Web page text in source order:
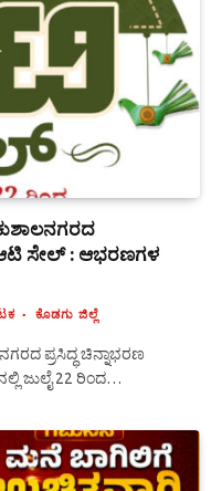
ಸೇಲ್ : ಆಭರಣಗಳ
ಕೊಡಗು ಜಿಲ್ಲೆ
ಪ್ರಸಿದ್ಧ ಚಿನ್ನಾಭರಣ
ಜುಲೈ 22 ರಿಂದ…